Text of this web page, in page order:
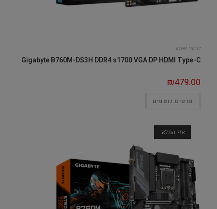
לוחות Intel
Gigabyte B760M-DS3H DDR4 s1700 VGA DP HDMI Type-C
₪479.00
פרטים נוספים
אזל המלאי